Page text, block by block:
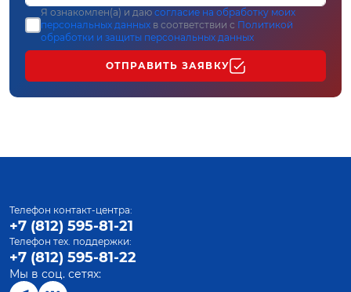
Я ознакомлен(а) и даю согласие на обработку моих
персональных данных в соответствии с Политикой
обработки и защиты персональных данных
ОТПРАВИТЬ ЗАЯВКУ
Телефон контакт-центра:
+7 (812) 595-81-21
Телефон тех. поддержки:
+7 (812) 595-81-22
Мы в соц. сетях: